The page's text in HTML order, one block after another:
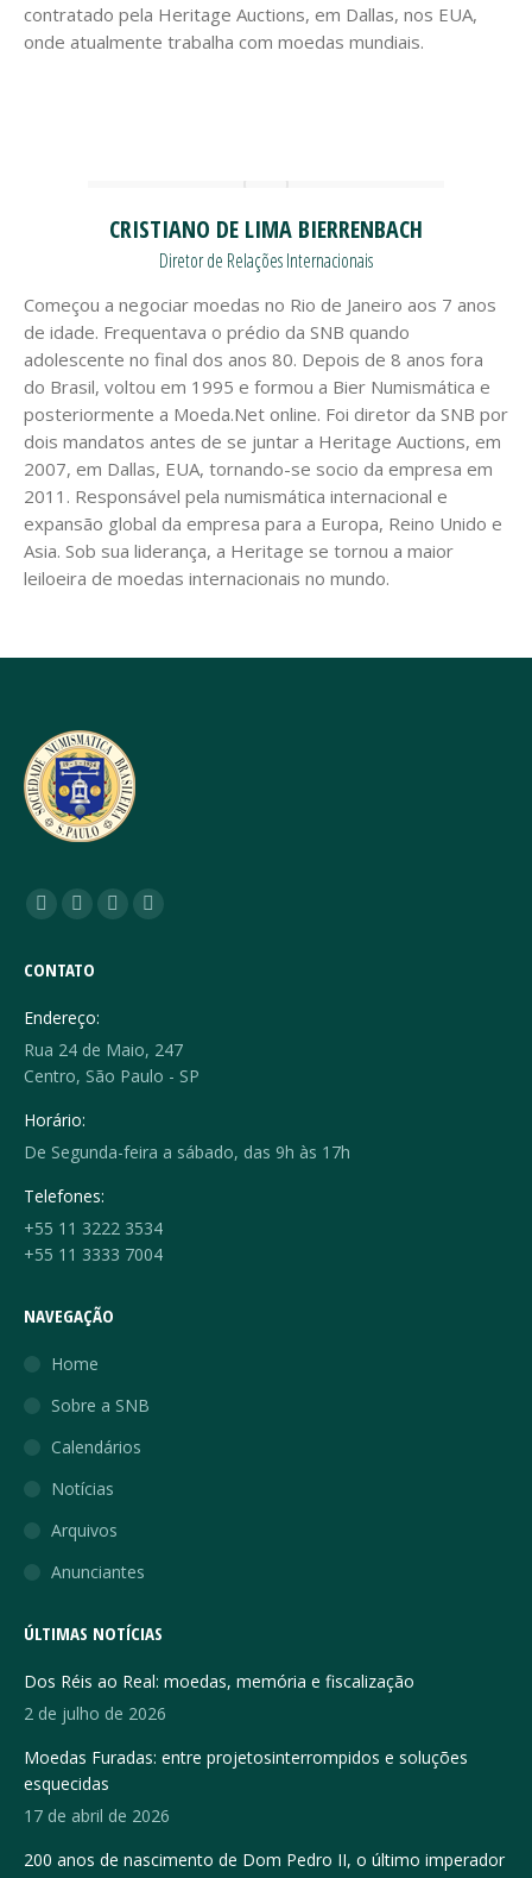
contratado pela Heritage Auctions, em Dallas, nos EUA,
onde atualmente trabalha com moedas mundiais.
CRISTIANO DE LIMA BIERRENBACH
Diretor de Relações Internacionais
Começou a negociar moedas no Rio de Janeiro aos 7 anos
de idade. Frequentava o prédio da SNB quando
adolescente no final dos anos 80. Depois de 8 anos fora
do Brasil, voltou em 1995 e formou a Bier Numismática e
posteriormente a Moeda.Net online. Foi diretor da SNB por
dois mandatos antes de se juntar a Heritage Auctions, em
2007, em Dallas, EUA, tornando-se socio da empresa em
2011. Responsável pela numismática internacional e
expansão global da empresa para a Europa, Reino Unido e
Asia. Sob sua liderança, a Heritage se tornou a maior
leiloeira de moedas internacionais no mundo.
Encontre-nos em:
Facebook
opens
in
new
window
YouTube
opens
in
new
window
Linkedin
new
window
Instagram
new
window
CONTATO
Endereço:
Rua 24 de Maio, 247
Centro, São Paulo - SP
Horário:
De Segunda-feira a sábado, das 9h às 17h
Telefones:
+55 11 3222 3534
+55 11 3333 7004
NAVEGAÇÃO
Home
Sobre a SNB
Calendários
Notícias
Arquivos
Anunciantes
ÚLTIMAS NOTÍCIAS
Dos Réis ao Real: moedas, memória e fiscalização
2 de julho de 2026
Moedas Furadas: entre projetosinterrompidos e soluções
esquecidas
17 de abril de 2026
200 anos de nascimento de Dom Pedro II, o último imperador